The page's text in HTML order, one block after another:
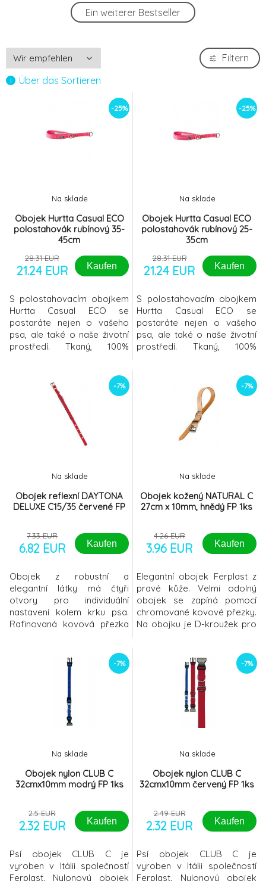
Obojek DOG FANTASY světelný USB
růžový 45cm 1ks
8.19 EUR
5.
Obojek nylon CLUB C 32cmx10mm
červený FP 1ks
2.32 EUR
Obojek USB Visio Light LED nabíjecí 70cm
červený KAR
rubínový 25-35cm
21.24 EUR
Obojek pryžový EVOLUTION C16/32cm
Ein weiterer Bestseller
Über das Sortieren
Filtern
-25%
Obojek Hurtta Casual ECO
polostahovák rubínový 35-
45cm
Na sklade
28.31 EUR
21.24 EUR Kaufen
S polostahovacím obojkem
Hurtta Casual ECO se
postaráte nejen o vašeho
psa, ale také o naše životní
prostředí. Tkaný, 100%
pevný,poskytuje Vašemu
psovi i Vám pohodlí a
komfort. Obojek je
voděodolný s pohodlným
neoprenovým polstrováním.
Polostahovací obojek
-25%
Obojek Hurtta Casual ECO
polostahovák rubínový 25-
35cm
Na sklade
28.31 EUR
21.24 EUR Kaufen
S polostahovacím obojkem
Hurtta Casual ECO se
postaráte nejen o vašeho
psa, ale také o naše životní
prostředí. Tkaný, 100%
pevný,poskytuje Vašemu
psovi i Vám pohodlí a
komfort. Obojek je
voděodolný s pohodlným
neoprenovým polstrováním.
Polostahovací obojek
-7%
Obojek reflexní DAYTONA
DELUXE C15/35 červené FP
Na sklade
7.33 EUR
6.82 EUR Kaufen
Obojek z robustní a
elegantní látky má čtyři
otvory pro individuální
nastavení kolem krku psa.
Rafinovaná kovová přezka
vnitřního popruhu je obojek
na nošení vysoce komfortní
Navíc je obojek vybaven
reflexními švy, které nositele
zviditelňují i za zhoršených
-7%
Obojek kožený NATURAL C
27cm x 10mm, hnědý FP 1ks
Na sklade
4.26 EUR
3.96 EUR Kaufen
Elegantní obojek Ferplast z
pravé kůže. Velmi odolný
obojek se zapíná pomocí
chromované kovové přezky.
Na obojku je D-kroužek pro
vodítkem Natural
G).jednoduchý elegantní
kůžechormovaná přezkaD-
kroužeknastavitelný
(otvory) Materiál: kůžeDélka
obojku: max 27 cmŠířka
-7%
Obojek nylon CLUB C
32cmx10mm modrý FP 1ks
Na sklade
2.5 EUR
2.32 EUR Kaufen
Psí obojek CLUB C je
vyroben v Itálii společností
Ferplast. Nylonový obojek
-7%
Obojek nylon CLUB C
32cmx10mm červený FP 1ks
Na sklade
2.49 EUR
2.32 EUR Kaufen
Psí obojek CLUB C je
vyroben v Itálii společností
Ferplast. Nylonový obojek